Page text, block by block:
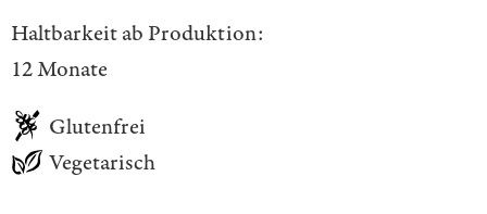
Haltbarkeit ab Produktion:
12 Monate
Glutenfrei
Vegetarisch